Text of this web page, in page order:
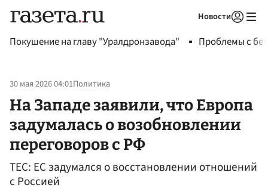
Новости
Покушение на главу "Уралдронзавода" Проблемы с
30 мая 2026 04:01Политика
На Западе заявили, что Европа
задумалась о возобновлении
переговоров с РФ
TEC: ЕС задумался о восстановлении отношений
с Россией